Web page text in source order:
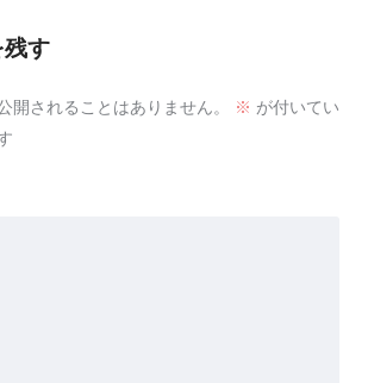
残す
開されることはありません。 ※ が付いてい